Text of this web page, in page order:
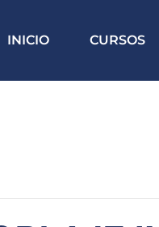
INICIO CURSOS